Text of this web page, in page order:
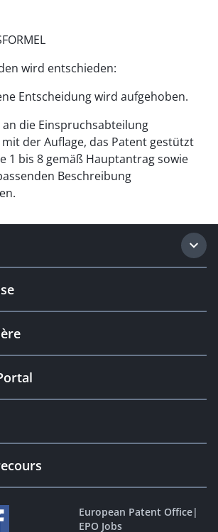
wird entschieden:
Entscheidung wird aufgehoben.
an die Einspruchsabteilung
der Auflage, das Patent gestützt
1 bis 8 gemäß Hauptantrag sowie
Beschreibung
European Patent Office|
EPO Jobs